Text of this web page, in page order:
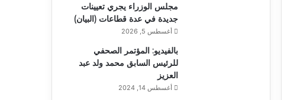
مجلس الوزراء يجري تعيينات
جديدة في عدة قطاعات (البيان)
أغسطس 5, 2026
بالفيديو: المؤتمر الصحفي
للرئيس السابق محمد ولد عبد
العزيز
أغسطس 14, 2024